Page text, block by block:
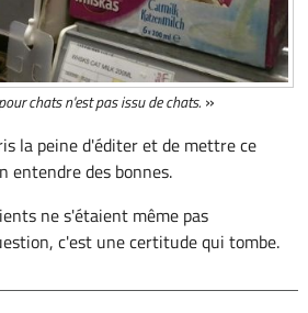
chats n'est pas issu de chats.»
la peine d'éditer et de mettre ce
entendre des bonnes.
ne s'étaient même pas
c'est une certitude qui tombe.